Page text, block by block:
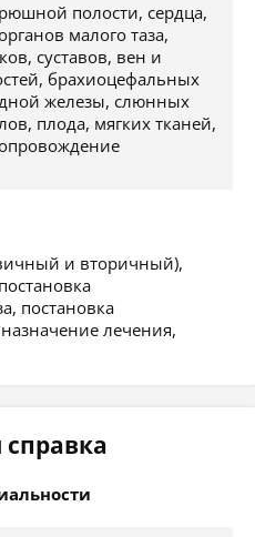
полости, сердца,
малого таза,
суставов, вен и
брахиоцефальных
железы, слюнных
плода, мягких тканей,
и вторичный),
постановка
лечения,